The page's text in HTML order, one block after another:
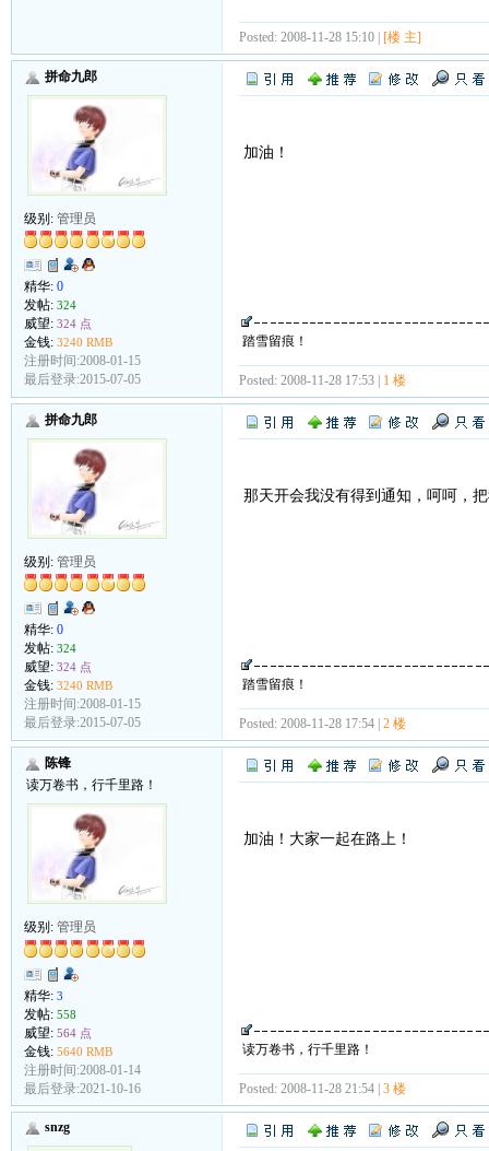
Posted: 2008-11-28 15:10 | [楼 主]
拼命九郎
级别: 管理员
精华: 0
发帖: 324
威望: 324 点
金钱: 3240 RMB
注册时间:2008-01-15
最后登录:2015-07-05
加油！
踏雪留痕！
Posted: 2008-11-28 17:53 | 1 楼
拼命九郎
级别: 管理员
精华: 0
发帖: 324
威望: 324 点
金钱: 3240 RMB
注册时间:2008-01-15
最后登录:2015-07-05
那天开会我没有得到通知，呵呵，
踏雪留痕！
Posted: 2008-11-28 17:54 | 2 楼
陈锋
读万卷书，行千里路！
级别: 管理员
精华: 3
发帖: 558
威望: 564 点
金钱: 5640 RMB
注册时间:2008-01-14
最后登录:2021-10-16
加油！大家一起在路上！
读万卷书，行千里路！
Posted: 2008-11-28 21:54 | 3 楼
snzg